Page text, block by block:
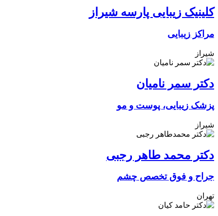
کلینیک زیبایی پارسه شیراز
مراکز زیبایی
شیراز
دکتر سمر نامیان
پزشک زیبایی، پوست و مو
شیراز
دکتر محمد طاهر رجبی
جراح و فوق تخصص چشم
تهران